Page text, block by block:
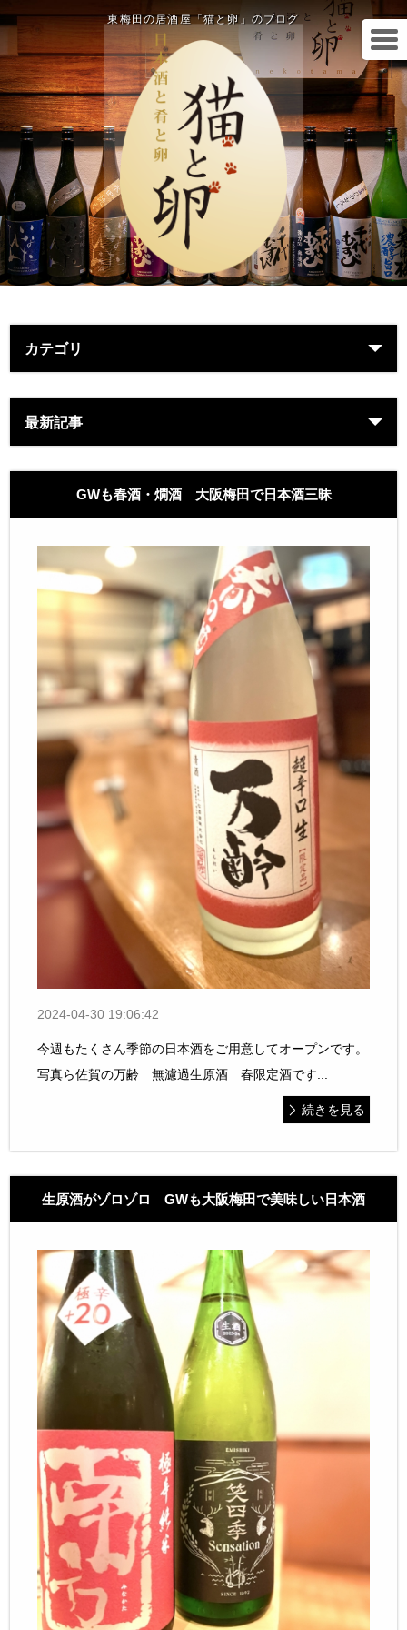
東梅田の居酒屋「猫と卵」のブログ
カテゴリ
最新記事
GWも春酒・燗酒 大阪梅田で日本酒三昧
2024-04-30 19:06:42
今週もたくさん季節の日本酒をご用意してオープンです。
写真ら佐賀の万齢 無濾過生原酒 春限定酒です...
続きを見る
生原酒がゾロゾロ GWも大阪梅田で美味しい日本酒